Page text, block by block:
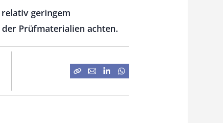
geringem
Prüfmaterialien achten.